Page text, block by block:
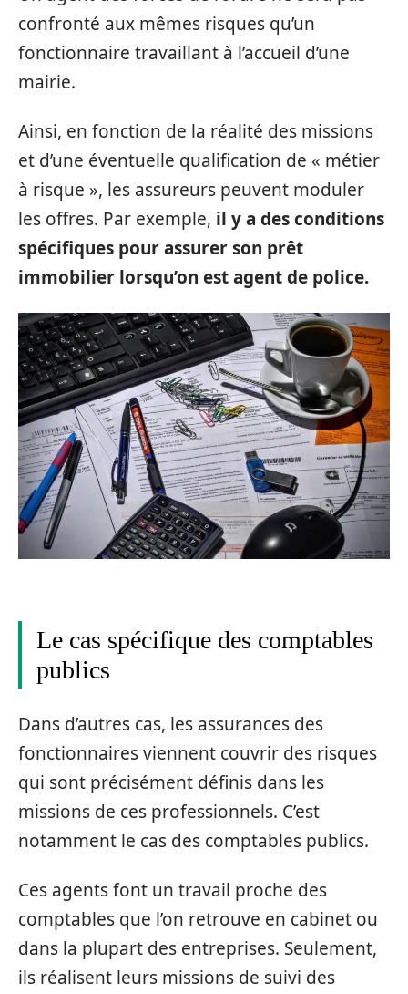
confronté aux mêmes risques qu’un
fonctionnaire travaillant à l’accueil d’une
mairie.
Ainsi, en fonction de la réalité des missions
et d’une éventuelle qualification de « métier
à risque », les assureurs peuvent moduler
les offres. Par exemple, il y a des conditions
spécifiques pour assurer son prêt
immobilier lorsqu’on est agent de police.
Le cas spécifique des comptables
publics
Dans d’autres cas, les assurances des
fonctionnaires viennent couvrir des risques
qui sont précisément définis dans les
missions de ces professionnels. C’est
notamment le cas des comptables publics.
Ces agents font un travail proche des
comptables que l’on retrouve en cabinet ou
dans la plupart des entreprises. Seulement,
ils réalisent leurs missions de suivi des